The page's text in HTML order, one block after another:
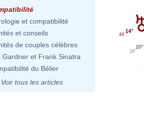
et compatibilité
et conseils
de couples célèbres
Gardner et Frank Sinatra
du Bélier
Voir tous les articles
14°
44'
20°
18'